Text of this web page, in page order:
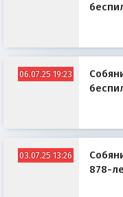
06.07.25 19:23
03.07.25 13:26
878-